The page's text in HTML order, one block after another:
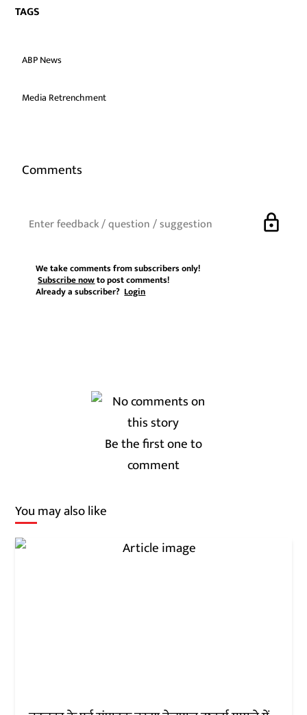
TAGS
ABP News
Media Retrenchment
Comments
lock
We take comments from subscribers only!
Subscribe nowto post comments!
Already a subscriber?Login
Be the first one to
comment
You may also like